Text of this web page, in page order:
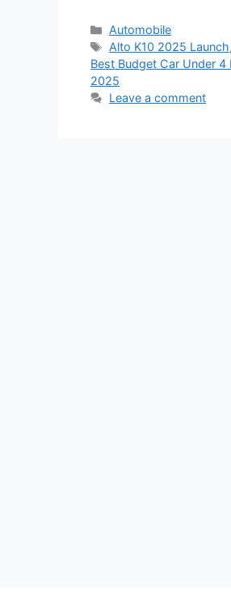
Categories
Automobile
Tags
Alto K10 2025 Launch,
Best Budget Car Under 4
2025
Leave a comment